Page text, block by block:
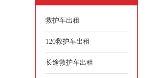
救护车出租
120救护车出租
长途救护车出租